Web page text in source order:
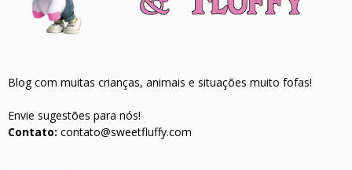
Blog com muitas crianças, animais e situações muito fofas!
Envie sugestões para nós!
Contato: contato@sweetfluffy.com